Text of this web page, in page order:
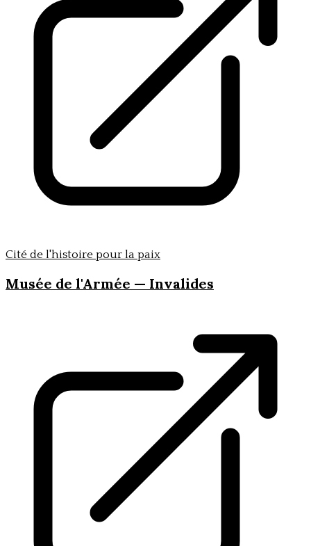
Cité de l'histoire pour la paix
Musée de l'Armée — Invalides